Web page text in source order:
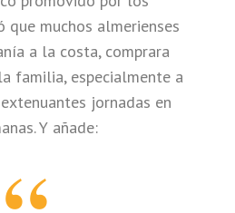
que muchos almerienses
a la costa, comprara
familia, especialmente a
jornadas en
Y añade: